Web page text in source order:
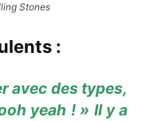
Stones
:
avec des types,
yeah ! » Il y a